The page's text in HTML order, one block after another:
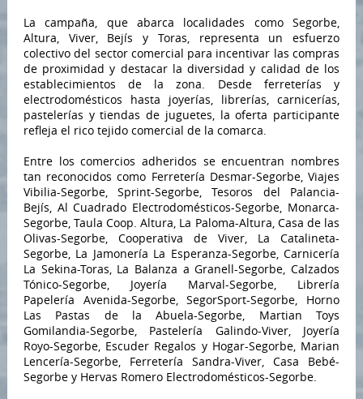
La campaña, que abarca localidades como Segorbe,
Altura, Viver, Bejís y Toras, representa un esfuerzo
colectivo del sector comercial para incentivar las compras
de proximidad y destacar la diversidad y calidad de los
establecimientos de la zona. Desde ferreterías y
electrodomésticos hasta joyerías, librerías, carnicerías,
pastelerías y tiendas de juguetes, la oferta participante
refleja el rico tejido comercial de la comarca.
Entre los comercios adheridos se encuentran nombres
tan reconocidos como Ferretería Desmar-Segorbe, Viajes
Vibilia-Segorbe, Sprint-Segorbe, Tesoros del Palancia-
Bejís, Al Cuadrado Electrodomésticos-Segorbe, Monarca-
Segorbe, Taula Coop. Altura, La Paloma-Altura, Casa de las
Olivas-Segorbe, Cooperativa de Viver, La Catalineta-
Segorbe, La Jamonería La Esperanza-Segorbe, Carnicería
La Sekina-Toras, La Balanza a Granell-Segorbe, Calzados
Tónico-Segorbe, Joyería Marval-Segorbe, Librería
Papelería Avenida-Segorbe, SegorSport-Segorbe, Horno
Las Pastas de la Abuela-Segorbe, Martian Toys
Gomilandia-Segorbe, Pastelería Galindo-Viver, Joyería
Royo-Segorbe, Escuder Regalos y Hogar-Segorbe, Marian
Lencería-Segorbe, Ferretería Sandra-Viver, Casa Bebé-
Segorbe y Hervas Romero Electrodomésticos-Segorbe.